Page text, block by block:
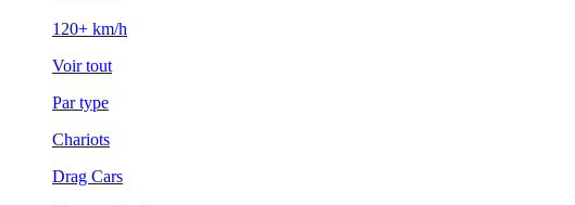
120+ km/h
Voir tout
Par type
Chariots
Drag Cars